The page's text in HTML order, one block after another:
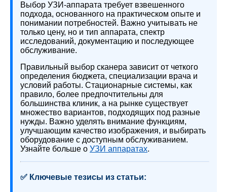
Выбор УЗИ-аппарата требует взвешенного
подхода, основанного на практическом опыте и
понимании потребностей. Важно учитывать не
только цену, но и тип аппарата, спектр
исследований, документацию и последующее
обслуживание.
Правильный выбор сканера зависит от четкого
определения бюджета, специализации врача и
условий работы. Стационарные системы, как
правило, более предпочтительны для
большинства клиник, а на рынке существует
множество вариантов, подходящих под разные
нужды. Важно уделять внимание функциям,
улучшающим качество изображения, и выбирать
оборудование с доступным обслуживанием.
Узнайте больше о УЗИ аппаратах.
✅ Ключевые тезисы из статьи: